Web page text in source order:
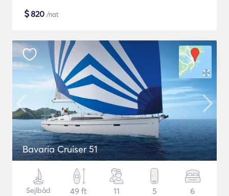
$820 /nat
Bavaria Cruiser 51
Sejlbåd
49 ft
11 5 6